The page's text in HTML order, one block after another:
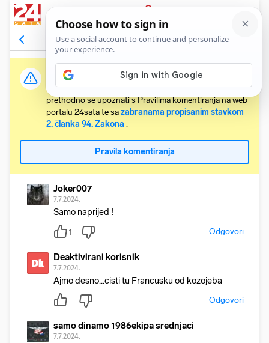
PRIJAVA
Komentari3 Relevantni
Važna obavijest:
Svaki korisnik koji želi komentirati članke obvezan je
prethodno se upoznati s Pravilima komentiranja na web
portalu 24sata te sazabranama propisanim stavkom
2. članka 94. Zakona .
Pravila komentiranja
Joker007
7.7.2024.
Samo naprijed !
1 Odgovori
Dk Deaktivirani korisnik
7.7.2024.
Ajmo desno...cisti tu Francusku od kozojeba
Odgovori
samo dinamo 1986ekipa srednjaci
7.7.2024.